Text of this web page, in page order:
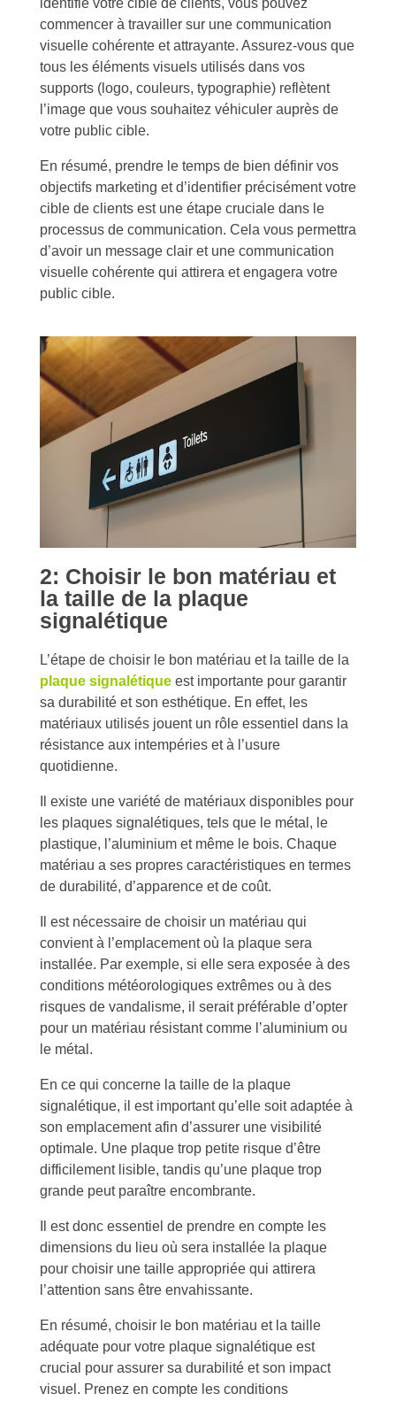
commencer à travailler sur une communication
visuelle cohérente et attrayante. Assurez-vous que
tous les éléments visuels utilisés dans vos
supports (logo, couleurs, typographie) reflètent
l’image que vous souhaitez véhiculer auprès de
votre public cible.
En résumé, prendre le temps de bien définir vos
objectifs marketing et d’identifier précisément votre
cible de clients est une étape cruciale dans le
processus de communication. Cela vous permettra
d’avoir un message clair et une communication
visuelle cohérente qui attirera et engagera votre
public cible.
2: Choisir le bon matériau et
la taille de la plaque
signalétique
L’étape de choisir le bon matériau et la taille de la
plaque signalétique est importante pour garantir
sa durabilité et son esthétique. En effet, les
matériaux utilisés jouent un rôle essentiel dans la
résistance aux intempéries et à l’usure
quotidienne.
Il existe une variété de matériaux disponibles pour
les plaques signalétiques, tels que le métal, le
plastique, l’aluminium et même le bois. Chaque
matériau a ses propres caractéristiques en termes
de durabilité, d’apparence et de coût.
Il est nécessaire de choisir un matériau qui
convient à l’emplacement où la plaque sera
installée. Par exemple, si elle sera exposée à des
conditions météorologiques extrêmes ou à des
risques de vandalisme, il serait préférable d’opter
pour un matériau résistant comme l’aluminium ou
le métal.
En ce qui concerne la taille de la plaque
signalétique, il est important qu’elle soit adaptée à
son emplacement afin d’assurer une visibilité
optimale. Une plaque trop petite risque d’être
difficilement lisible, tandis qu’une plaque trop
grande peut paraître encombrante.
Il est donc essentiel de prendre en compte les
dimensions du lieu où sera installée la plaque
pour choisir une taille appropriée qui attirera
l’attention sans être envahissante.
En résumé, choisir le bon matériau et la taille
adéquate pour votre plaque signalétique est
crucial pour assurer sa durabilité et son impact
visuel. Prenez en compte les conditions